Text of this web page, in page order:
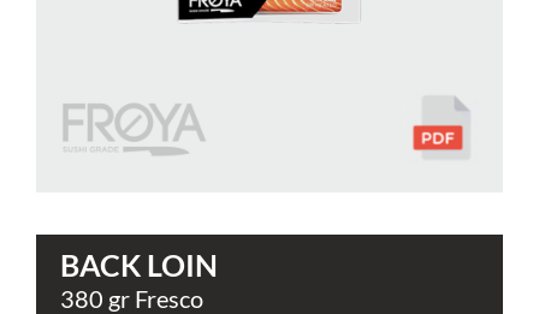
BACK LOIN
380 gr Fresco